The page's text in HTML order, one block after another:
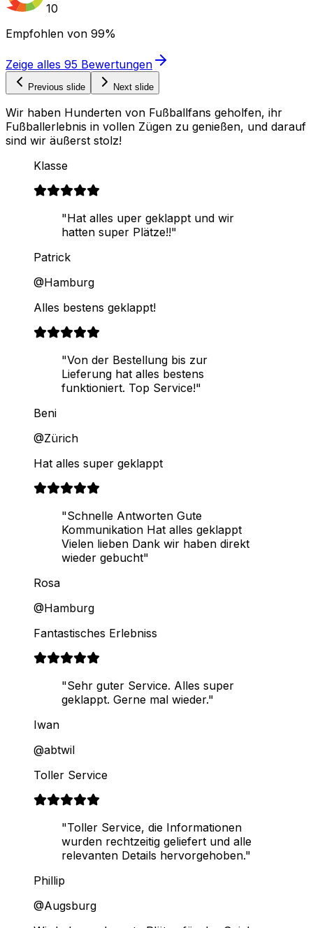
10
Empfohlen von 99%
Zeige alles 95 Bewertungen
Previous slide Next slide
Wir haben Hunderten von Fußballfans geholfen, ihr
Fußballerlebnis in vollen Zügen zu genießen, und darauf
sind wir äußerst stolz!
Klasse
"Hat alles uper geklappt und wir
hatten super Plätze!!"
Patrick
@Hamburg
Alles bestens geklappt!
"Von der Bestellung bis zur
Lieferung hat alles bestens
funktioniert. Top Service!"
Beni
@Zürich
Hat alles super geklappt
"Schnelle Antworten Gute
Kommunikation Hat alles geklappt
Vielen lieben Dank wir haben direkt
wieder gebucht"
Rosa
@Hamburg
Fantastisches Erlebniss
"Sehr guter Service. Alles super
geklappt. Gerne mal wieder."
Iwan
@abtwil
Toller Service
"Toller Service, die Informationen
wurden rechtzeitig geliefert und alle
relevanten Details hervorgehoben."
Phillip
@Augsburg